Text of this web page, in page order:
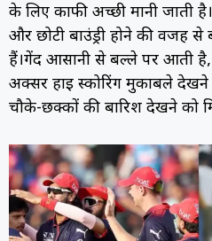
के लिए काफी अच्छी मानी जाती
और छोटी बाउंड्री होने की
हैं।गेंद आसानी से बल्ले पर आती
अक्सर हाई स्कोरिंग मुकाबले
चौके-छक्कों की बारिश देखने को